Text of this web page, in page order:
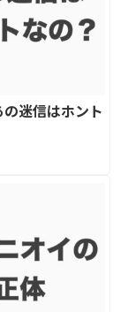
の迷信はホント